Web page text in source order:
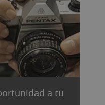
a tu